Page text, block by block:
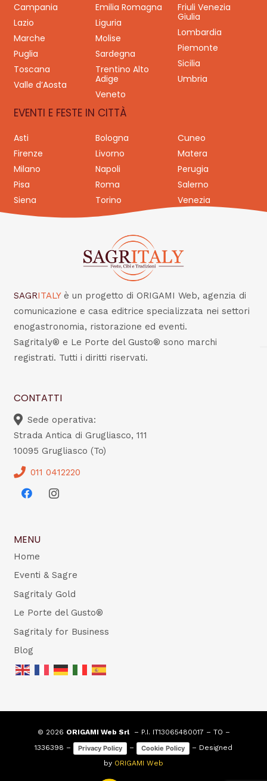
Campania
Emilia Romagna
Friuli Venezia
Giulia
Lazio
Liguria
Lombardia
Marche
Molise
Piemonte
Puglia
Sardegna
Sicilia
Toscana
Trentino Alto
Adige
Umbria
Valle d’Aosta
Veneto
EVENTI E FESTE IN CITTÀ
Asti Bologna
Cuneo
Firenze
Livorno
Matera
Milano
Napoli
Perugia
Pisa
Roma
Salerno
Siena
Torino Venezia
SAGRITALY è un progetto di ORIGAMI Web, agenzia di
comunicazione e casa editrice specializzata nei settori
enogastronomia, ristorazione ed eventi.
Sagritaly® e Le Porte del Gusto® sono marchi
registrati. Tutti i diritti riservati.
CONTATTI
Sede operativa:
Strada Antica di Grugliasco, 111
10095 Grugliasco (To)
011 0412220
MENU
Home
Eventi & Sagre
Sagritaly Gold
Le Porte del Gusto®
Sagritaly for Business
Blog
© 2026 ORIGAMI Web Srl– P.I. IT13065480017 – TO –
1336398 –
Privacy Policy – Cookie Policy
– Designed
by ORIGAMI Web